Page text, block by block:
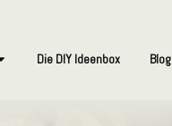
Die DIY Ideenbox Blog